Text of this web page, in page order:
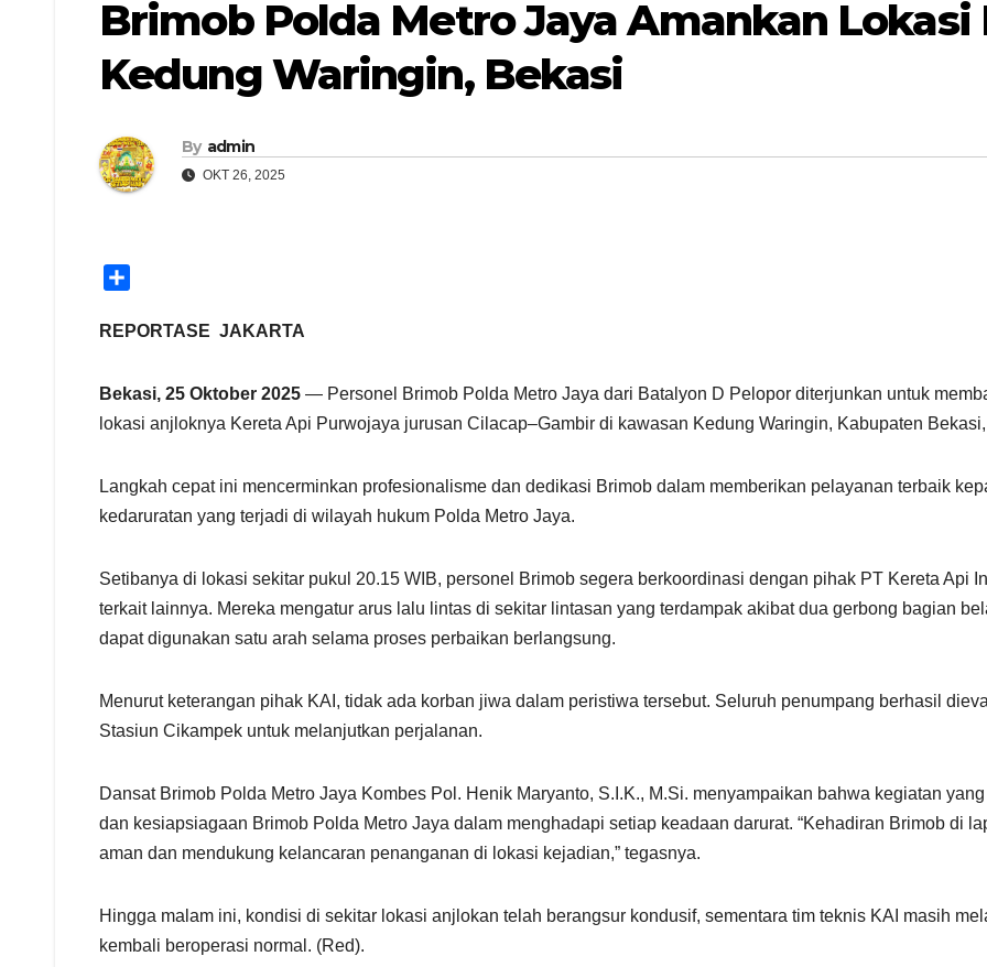
Brimob Polda Metro Jaya Amankan
Kedung Waringin, Bekasi
By admin
OKT 26, 2025
a
REPORTASE JAKARTA
Bekasi, 25 Oktober 2025 — Personel Brimob Polda Metro Jaya dari Batalyon D Pelopor diterjunkan untuk
lokasi anjloknya Kereta Api Purwojaya jurusan Cilacap–Gambir di kawasan Kedung Waringin, Kabupaten
Langkah cepat ini mencerminkan profesionalisme dan dedikasi Brimob dalam memberikan pelayanan terbaik
kedaruratan yang terjadi di wilayah hukum Polda Metro Jaya.
Setibanya di lokasi sekitar pukul 20.15 WIB, personel Brimob segera berkoordinasi dengan pihak PT Kereta Api
terkait lainnya. Mereka mengatur arus lalu lintas di sekitar lintasan yang terdampak akibat dua gerbong bagian
dapat digunakan satu arah selama proses perbaikan berlangsung.
Menurut keterangan pihak KAI, tidak ada korban jiwa dalam peristiwa tersebut. Seluruh penumpang berhasil
Stasiun Cikampek untuk melanjutkan perjalanan.
Dansat Brimob Polda Metro Jaya Kombes Pol. Henik Maryanto, S.I.K., M.Si. menyampaikan bahwa kegiatan
dan kesiapsiagaan Brimob Polda Metro Jaya dalam menghadapi setiap keadaan darurat. “Kehadiran Brimob di
aman dan mendukung kelancaran penanganan di lokasi kejadian,” tegasnya.
Hingga malam ini, kondisi di sekitar lokasi anjlokan telah berangsur kondusif, sementara tim teknis KAI masih
kembali beroperasi normal. (Red).